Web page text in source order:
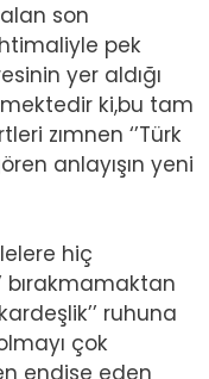
son
pek
yer aldığı
ki,bu tam
zımnen ‘’Türk
anlayışın yeni
hiç
bırakmamaktan
ruhuna
çok
endişe eden